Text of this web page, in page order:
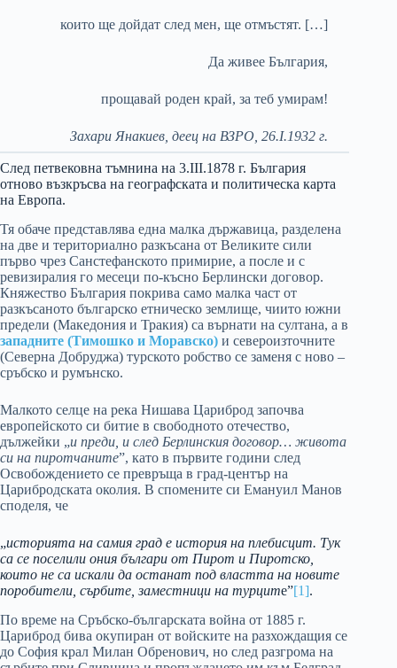
които ще дойдат след мен, ще отмъстят. […]
Да живее България,
прощавай роден край, за теб умирам!
Захари Янакиев, деец на ВЗРО, 26.І.1932 г.
След петвековна тъмнина на 3.ІІІ.1878 г. България
отново възкръсва на географската и политическа карта
на Европа.
Тя обаче представлява една малка държавица, разделена
на две и териториално разкъсана от Великите сили
първо чрез Санстефанското примирие, а после и с
ревизиралия го месеци по-късно Берлински договор.
Княжество България покрива само малка част от
разкъсаното българско етническо землище, чиито южни
предели (Македония и Тракия) са върнати на султана, а в
западните (Тимошко и Моравско) и североизточните
(Северна Добруджа) турското робство се заменя с ново –
сръбско и румънско.
Малкото селце на река Нишава Цариброд започва
европейското си битие в свободното отечество,
дължейки „и преди, и след Берлинския договор… живота
си на пиротчаните”, като в първите години след
Освобождението се превръща в град-център на
Царибродската околия. В спомените си Емануил Манов
споделя, че
„историята на самия град е история на плебисцит. Тук
са се поселили ония българи от Пирот и Пиротско,
които не са искали да останат под властта на новите
поробители, сърбите, заместници на турците”[1].
По време на Сръбско-българската война от 1885 г.
Цариброд бива окупиран от войските на разхождащия се
до София крал Милан Обренович, но след разгрома на